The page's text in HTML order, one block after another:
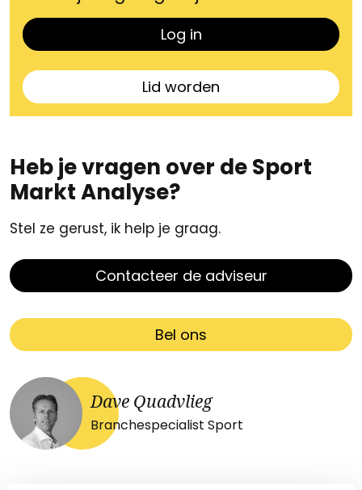
Log in
Lid worden
Heb je vragen over de Sport
Markt Analyse?
Stel ze gerust, ik help je graag.
Contacteer de adviseur
Bel ons
Dave Quadvlieg
Branchespecialist Sport